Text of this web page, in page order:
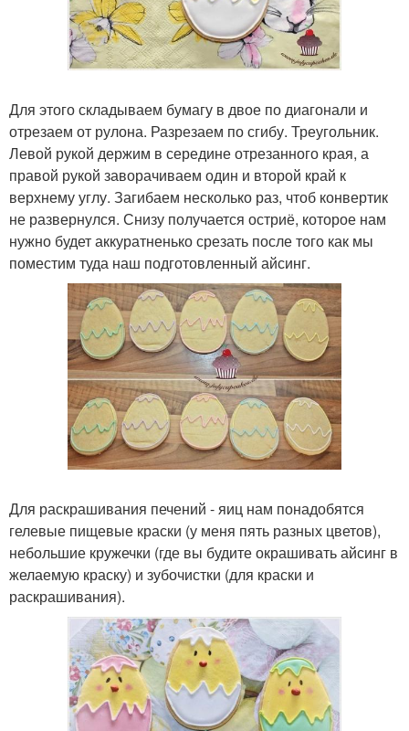
Для этого складываем бумагу в двое по диагонали и
отрезаем от рулона. Разрезаем по сгибу. Треугольник.
Левой рукой держим в середине отрезанного края, а
правой рукой заворачиваем один и второй край к
верхнему углу. Загибаем несколько раз, чтоб конвертик
не развернулся. Снизу получается остриё, которое нам
нужно будет аккуратненько срезать после того как мы
поместим туда наш подготовленный айсинг.
Для раскрашивания печений - яиц нам понадобятся
гелевые пищевые краски (у меня пять разных цветов),
небольшие кружечки (где вы будите окрашивать айсинг в
желаемую краску) и зубочистки (для краски и
раскрашивания).